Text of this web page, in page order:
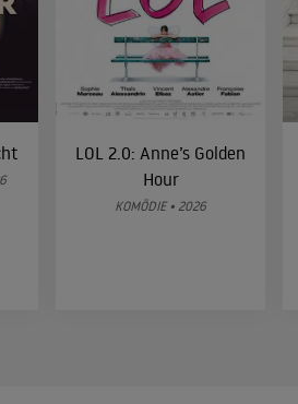
LOL 2.0: Anne’s Golden
Hour
KOMÖDIE • 2026